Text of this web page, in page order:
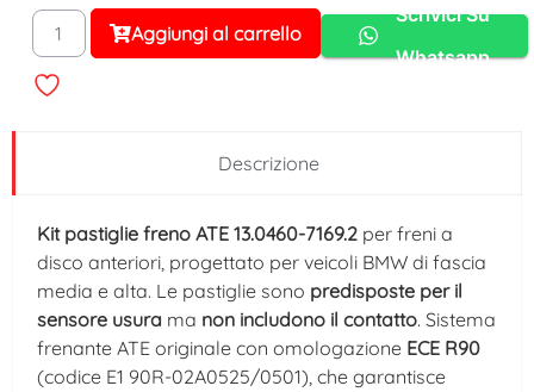
Aggiungi al carrello
Alternative:
Scrivici Su
Whatsapp
Descrizione
Kit pastiglie freno ATE 13.0460-7169.2 per freni a
disco anteriori, progettato per veicoli BMW di fascia
media e alta. Le pastiglie sono predisposte per il
sensore usura ma non includono il contatto. Sistema
frenante ATE originale con omologazione ECE R90
(codice E1 90R-02A0525/0501), che garantisce